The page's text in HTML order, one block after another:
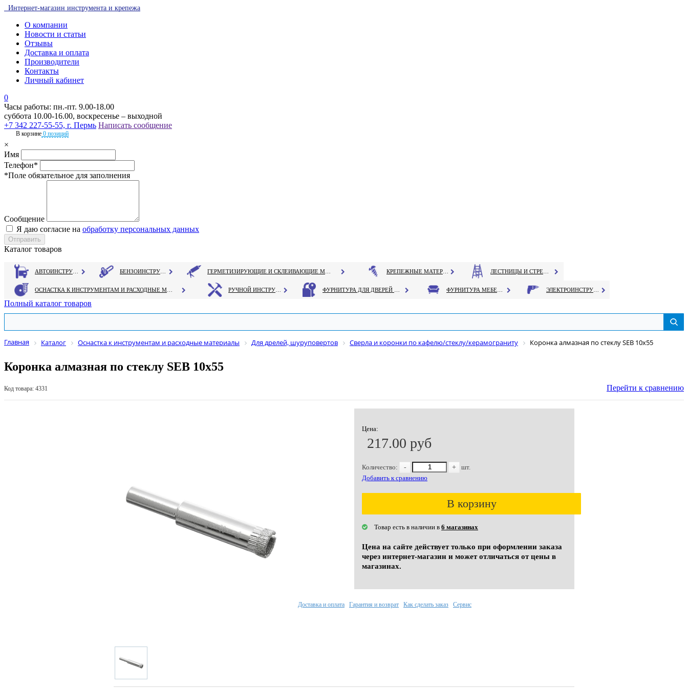
Интернет-магазин инструмента и крепежа
О компании
Новости и статьи
Отзывы
Доставка и оплата
Производители
Контакты
Личный кабинет
0
Часы работы: пн.-пт. 9.00-18.00
суббота 10.00-16.00, воскресенье – выходной
+7 342 227-55-55, г. Пермь Написать сообщение
В корзине 0 позиций
×
Имя
Телефон*
*Поле обязательное для заполнения
Сообщение
Я даю согласие на обработку персональных данных
Каталог товаров
Полный каталог товаров
Главная Каталог Оснастка к инструментам и расходные материалы Для дрелей, шуруповертов Сверла и коронки по кафелю/стеклу/керамограниту Коронка алмазная по стеклу SEB 10х55
Коронка алмазная по стеклу SEB 10х55
Код товара: 4331 Перейти к сравнению
Цена:
217.00 руб
Количество: - +
шт.
Добавить к сравнению
В корзину
Товар есть в наличии в 6 магазинах
Цена на сайте действует только при оформлении заказа
через интернет-магазин и может отличаться от цены в
магазинах.
Доставка и оплата Гарантия и возврат Как сделать заказ Сервис